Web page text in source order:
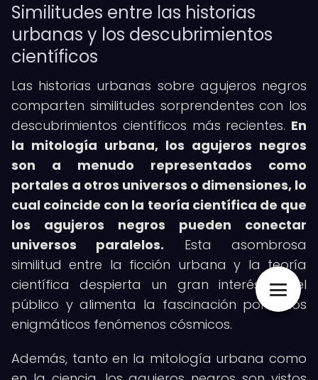
Similitudes entre las historias
urbanas y los descubrimientos
científicos
Las historias urbanas sobre agujeros negros
comparten similitudes sorprendentes con los
descubrimientos científicos más recientes. En
la mitología urbana, los agujeros negros
son a menudo representados como
portales a otros universos o dimensiones, lo
cual coincide con la teoría científica de que
los agujeros negros pueden conectar
universos paralelos. Esta asombrosa
similitud entre la ficción urbana y la teoría
científica despierta un gran interés en el
público y alimenta la fascinación por estos
enigmáticos fenómenos cósmicos.
Además, tanto en la mitología urbana como